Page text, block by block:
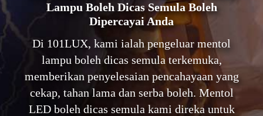
Lampu Boleh Dicas Semula Boleh
Dipercayai Anda
Di 101LUX, kami ialah pengeluar mentol
lampu boleh dicas semula terkemuka,
memberikan penyelesaian pencahayaan yang
cekap, tahan lama dan serba boleh. Mentol
LED boleh dicas semula kami direka untuk